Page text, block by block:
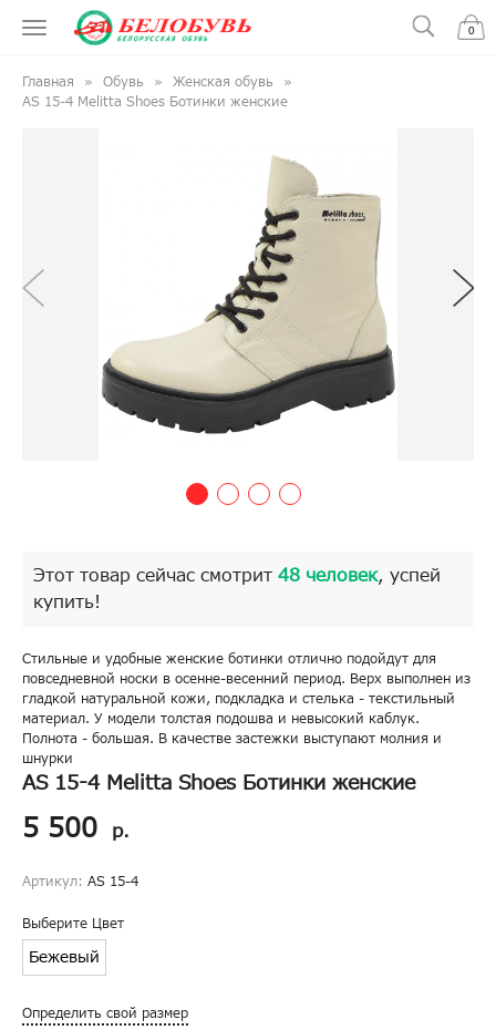
0
Главная Обувь
Женская обувь
AS 15-4 Melitta Shoes Ботинки женские
Этот товар сейчас смотрит 48 человек, успей
купить!
Стильные и удобные женские ботинки отлично подойдут для
повседневной носки в осенне-весенний период. Верх выполнен из
гладкой натуральной кожи, подкладка и стелька - текстильный
материал. У модели толстая подошва и невысокий каблук.
Полнота - большая. В качестве застежки выступают молния и
шнурки
AS 15-4 Melitta Shoes Ботинки женские
5 500 р.
Артикул: AS 15-4
Выберите Цвет
Бежевый
Определить свой размер